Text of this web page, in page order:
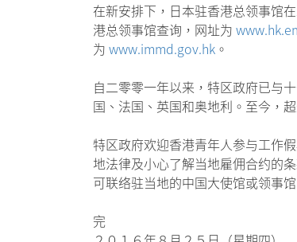
在新安排下，日本驻香港总领事馆
港总领事馆查询，网址为
为 www.immd.gov.hk 。
自二零零一年以来，特区政府已与
国、法国、英国和奥地利。至今，
特区政府欢迎香港青年人参与工作
地法律及小心了解当地雇佣合约的
可联络驻当地的中国大使馆或领事
完